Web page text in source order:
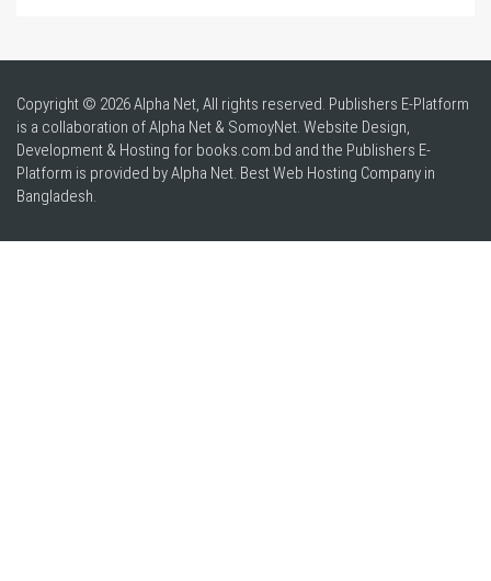
Copyright © 2026 Alpha Net, All rights reserved. Publishers E-Platform
is a collaboration of Alpha Net & SomoyNet. Website Design,
Development & Hosting for books.com.bd and the Publishers E-
Platform is provided by Alpha Net. BestWeb Hosting Company in
Bangladesh.